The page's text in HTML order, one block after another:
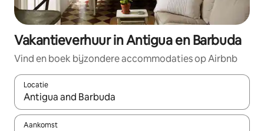
Vakantieverhuur in Antigua en Barbuda
Vind en boek bijzondere accommodaties op Airbnb
Locatie
Wanneer er suggesties beschikbaar zijn, maak je een keuze
Aankomst